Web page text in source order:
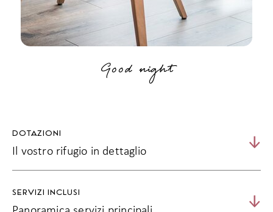
Good night
DOTAZIONI
Il vostro rifugio in dettaglio
SERVIZI INCLUSI